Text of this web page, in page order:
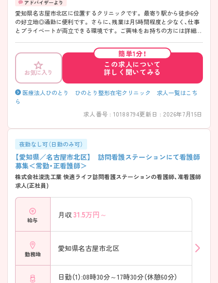
愛知県名古屋市北区に位置するクリニックです。 最寄り駅から徒歩6分
の好立地◎通勤に便利です。 さらに、残業は月5時間程度と少なく、仕事
とプライベートが両立できる環境です。 ご興味をお持ちの方には詳細の
お気に入り
簡単1分！
この求人について
詳しく聞いてみる
医療法人ひのとり ひのとり整形在宅クリニック 求人一覧はこち
ら
求人番号 : 10188794更新日 : 2026年7月15日
夜勤なし可（日勤のみ可）
【愛知県／名古屋市北区】 訪問看護ステーションにて看護師
募集＜常勤・正看護師＞
株式会社浚洗工業 快適ライフ訪問看護ステーションの看護師、准看護師
求人(正社員)
給与
月収 31.5万円～
勤務地
愛知県名古屋市北区
日勤（1）:08時30分～17時30分（休憩60分）